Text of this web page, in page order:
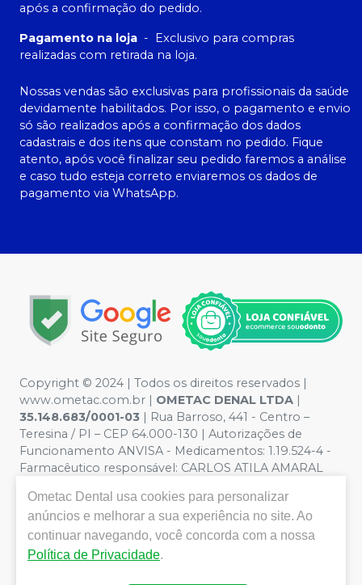
após a confirmação do pedido.
Pagamento na loja -
Exclusivo para compras
realizadas com retirada na loja.
Nossas vendas são exclusivas para profissionais da saúde
devidamente habilitados. Por isso, o pagamento e envio
só são realizados após a confirmação dos dados
cadastrais e dos itens que constam no pedido. Fique
atento, após você finalizar seu pedido faremos a análise
e caso tudo esteja correto enviaremos os dados de
pagamento via WhatsApp.
Copyright © 2024 | Todos os direitos reservados |
www.ometac.com.br | OMETAC DENAL LTDA |
35.148.683/0001-03 | Rua Barroso, 441 - Centro –
Teresina / PI – CEP 64.000-130 | Autorizações de
Funcionamento ANVISA - Medicamentos: 1.19.524-4 -
Farmacêutico responsável: CARLOS ATILA AMARAL
Segurança - Fotos meramente ilustrativas - Os preços e
condições da loja virtual estão sujeitos a alterações. Em
caso de divergência de preços no site, o valor válido é o
do Carrinho de Compra. Não vendemos por atacado
Ometac Dental usa cookies para personalizar
anúncios e melhorar a sua experiência no site. Ao
continuar navegando, você concorda com a nossa
Política de Privacidade.